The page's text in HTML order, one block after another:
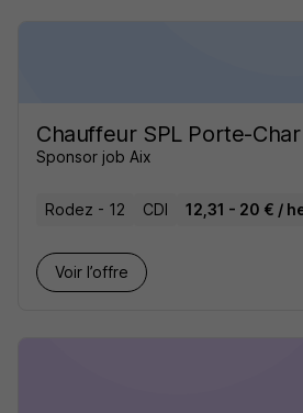
Chauffeur SPL Porte-
Sponsor job Aix
Rodez - 12 CDI 12,31 - 20 € /
Voir l’offre